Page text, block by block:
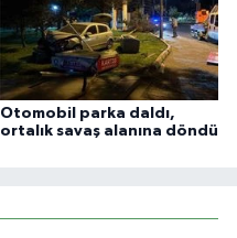
Otomobil parka daldı,
ortalık savaş alanına döndü